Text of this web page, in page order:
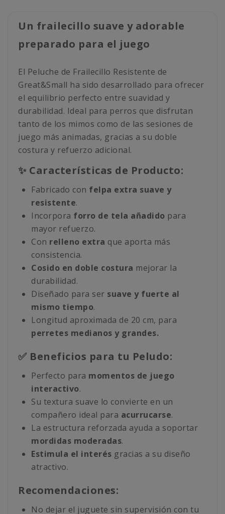
Un frailecillo suave y adorable
preparado para el juego
El Peluche de Frailecillo Resistente de
Great&Small ha sido desarrollado para ofrecer
el equilibrio perfecto entre suavidad y
durabilidad. Ideal para perros que disfrutan
tanto de los mimos como de las sesiones de
juego más animadas, gracias a su doble
costura y refuerzo adicional.
✨ Características de Producto:
Fabricado con felpa extra suave y
resistente.
Incorpora forro de tela añadido para
mayor refuerzo.
Con relleno extra que aporta más
consistencia.
Cosido en doble costura mejorar la
durabilidad.
Diseñado para ser suave y fuerte al
mismo tiempo.
Longitud aproximada de 20 cm, para
perretes medianos y grandes.
✅ Beneficios para tu Peludo:
Perfecto para momentos de juego
interactivo.
Su textura suave lo convierte en un
compañero ideal para acurrucarse.
La estructura reforzada ayuda a soportar
mordidas moderadas.
Estimula el interés gracias a su diseño
atractivo.
Recomendaciones:
No dejar el juguete sin supervisión con tu